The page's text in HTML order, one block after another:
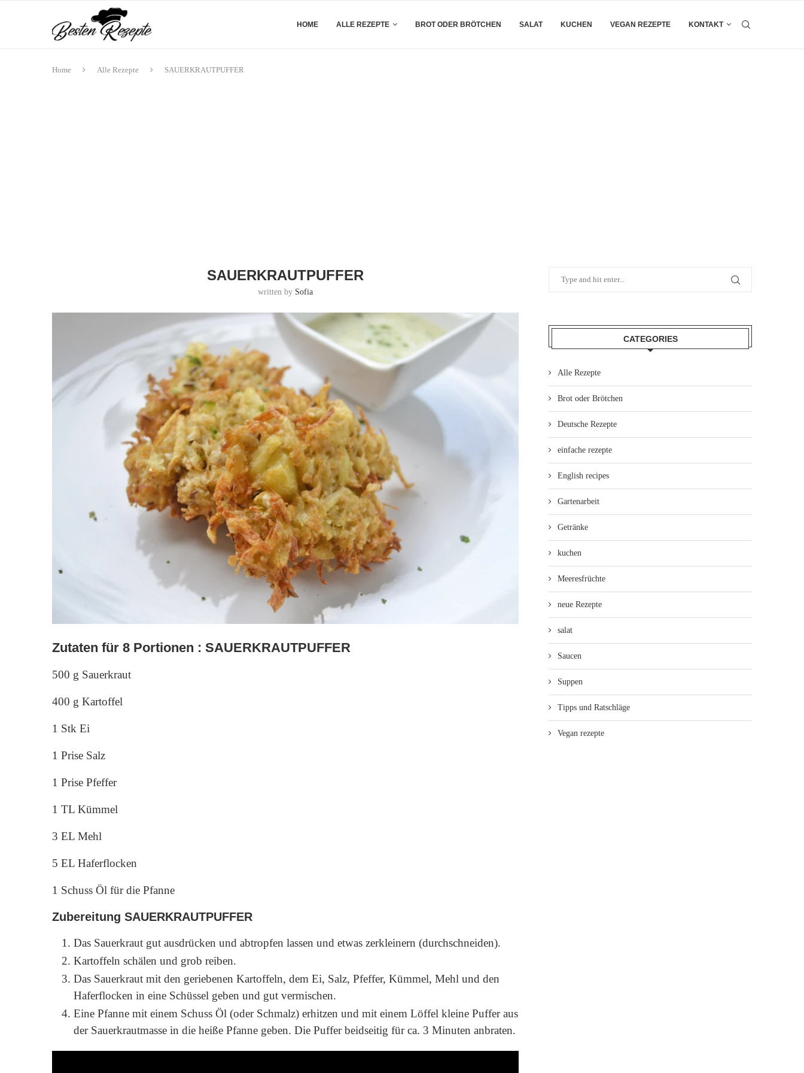
HOME ALLE REZEPTE BROT ODER BRÖTCHEN SALAT KUCHEN VEGAN REZEPTE KONTAKT
Home Alle Rezepte SAUERKRAUTPUFFER
SAUERKRAUTPUFFER
written by Sofia
Zutaten für 8 Portionen : SAUERKRAUTPUFFER
500 g Sauerkraut
400 g Kartoffel
1 Stk Ei
1 Prise Salz
1 Prise Pfeffer
1 TL Kümmel
3 EL Mehl
5 EL Haferflocken
1 Schuss Öl für die Pfanne
Zubereitung SAUERKRAUTPUFFER
Das Sauerkraut gut ausdrücken und abtropfen lassen und etwas zerkleinern (durchschneiden).
Kartoffeln schälen und grob reiben.
Das Sauerkraut mit den geriebenen Kartoffeln, dem Ei, Salz, Pfeffer, Kümmel, Mehl und den
Haferflocken in eine Schüssel geben und gut vermischen.
Eine Pfanne mit einem Schuss Öl (oder Schmalz) erhitzen und mit einem Löffel kleine Puffer aus
der Sauerkrautmasse in die heiße Pfanne geben. Die Puffer beidseitig für ca. 3 Minuten anbraten.
CATEGORIES
Alle Rezepte
Brot oder Brötchen
Deutsche Rezepte
einfache rezepte
English recipes
Gartenarbeit
Getränke
kuchen
Meeresfrüchte
neue Rezepte
salat
Saucen
Suppen
Tipps und Ratschläge
Vegan rezepte